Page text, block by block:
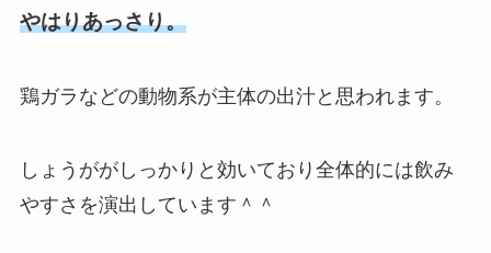
やはりあっさり。
鶏ガラなどの動物系が主体の出汁と思われます。
しょうががしっかりと効いており全体的には飲み
やすさを演出しています＾＾